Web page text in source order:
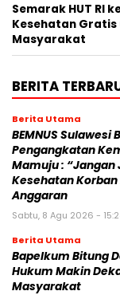
Semarak HUT RI
Kesehatan
Masyarakat
BERITA
Berita Utama
BEMNUS Sulawesi
Pengangkatan
Mamuju : “Jangan
Kesehatan
Anggaran
Sabtu, 8 Agu 2026 -
Berita Utama
Bapelkum Bitung
Hukum Makin
Masyarakat